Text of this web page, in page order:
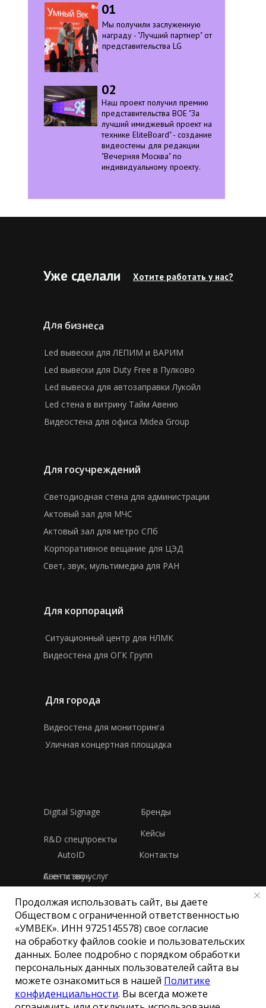
01
Мы получили заслуженную
награду - "Лучший партнер" от
представительства LG
02
Наш проект получил премию
представительства BOE "За
лучший имиджевый проект на
технике EliteBoard" - создание
видеостены для редакции
"Вечерняя Москва" по
индивидуальному проекту.
Уже сделали Хотите работать у нас?
Продолжая использовать сайт, вы даете
Обществом с ограниченной ответственностью
«УМВЕК». ИНН 9725145578) свое согласие
на обработку файлов cookie и пользовательских
данных. Более подробно с порядком обработки
персональных данных пользователей сайта вы
можете ознакомиться в нашей Политике
конфиденциальности. Вы всегда можете
Для бизнеса
Led вывески для ЛЕПИМ и ВАРИМ
Led вывески для Duty Free в Пулково
Led вывеска для автозаправки Лукойл
Led стена в витрину Тайм Авеню
Видеостена для офиса Midea Group
Для корпораций
Ситуационный центр для НЛМК
Видеостена для ОГК Групп
Для города
Видеостена для мониторинга
Уличная концертная площадка
Digital Signage
R&D спецпроекты
AutoID
Свет и звук
Бренды
Кейсы
Контакты
Агентство услуг
Для госучреждений
Светодиодная стена для администрации
Актовый зал для МЧС
Актовый зал для метро СПб
Корпоративное вещание для ЦЭД
Свет, звук, мультимедиа для РАН
© Все права защищены
Общество с ограниченной
ответственностью «УМВЕК»
ИНН 9725145578
Политика конфиденциальности